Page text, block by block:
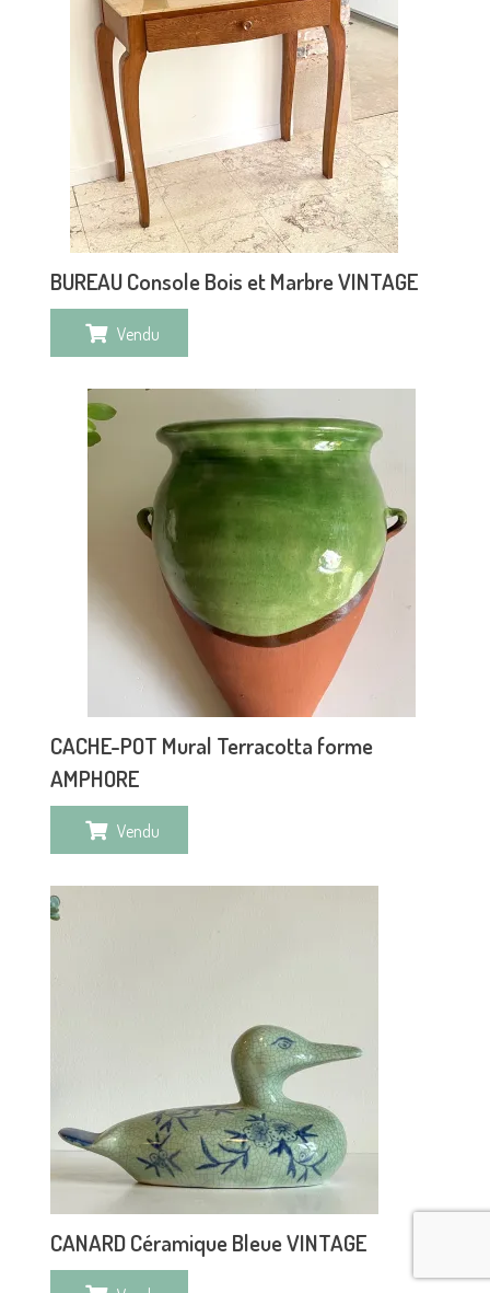
BUREAU Console Bois et Marbre VINTAGE
Vendu
CACHE-POT Mural Terracotta forme
AMPHORE
Vendu
CANARD Céramique Bleue VINTAGE